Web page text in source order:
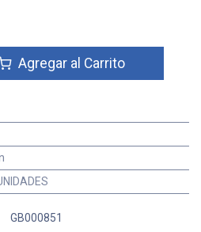
Agregar al Carrito
GB000851